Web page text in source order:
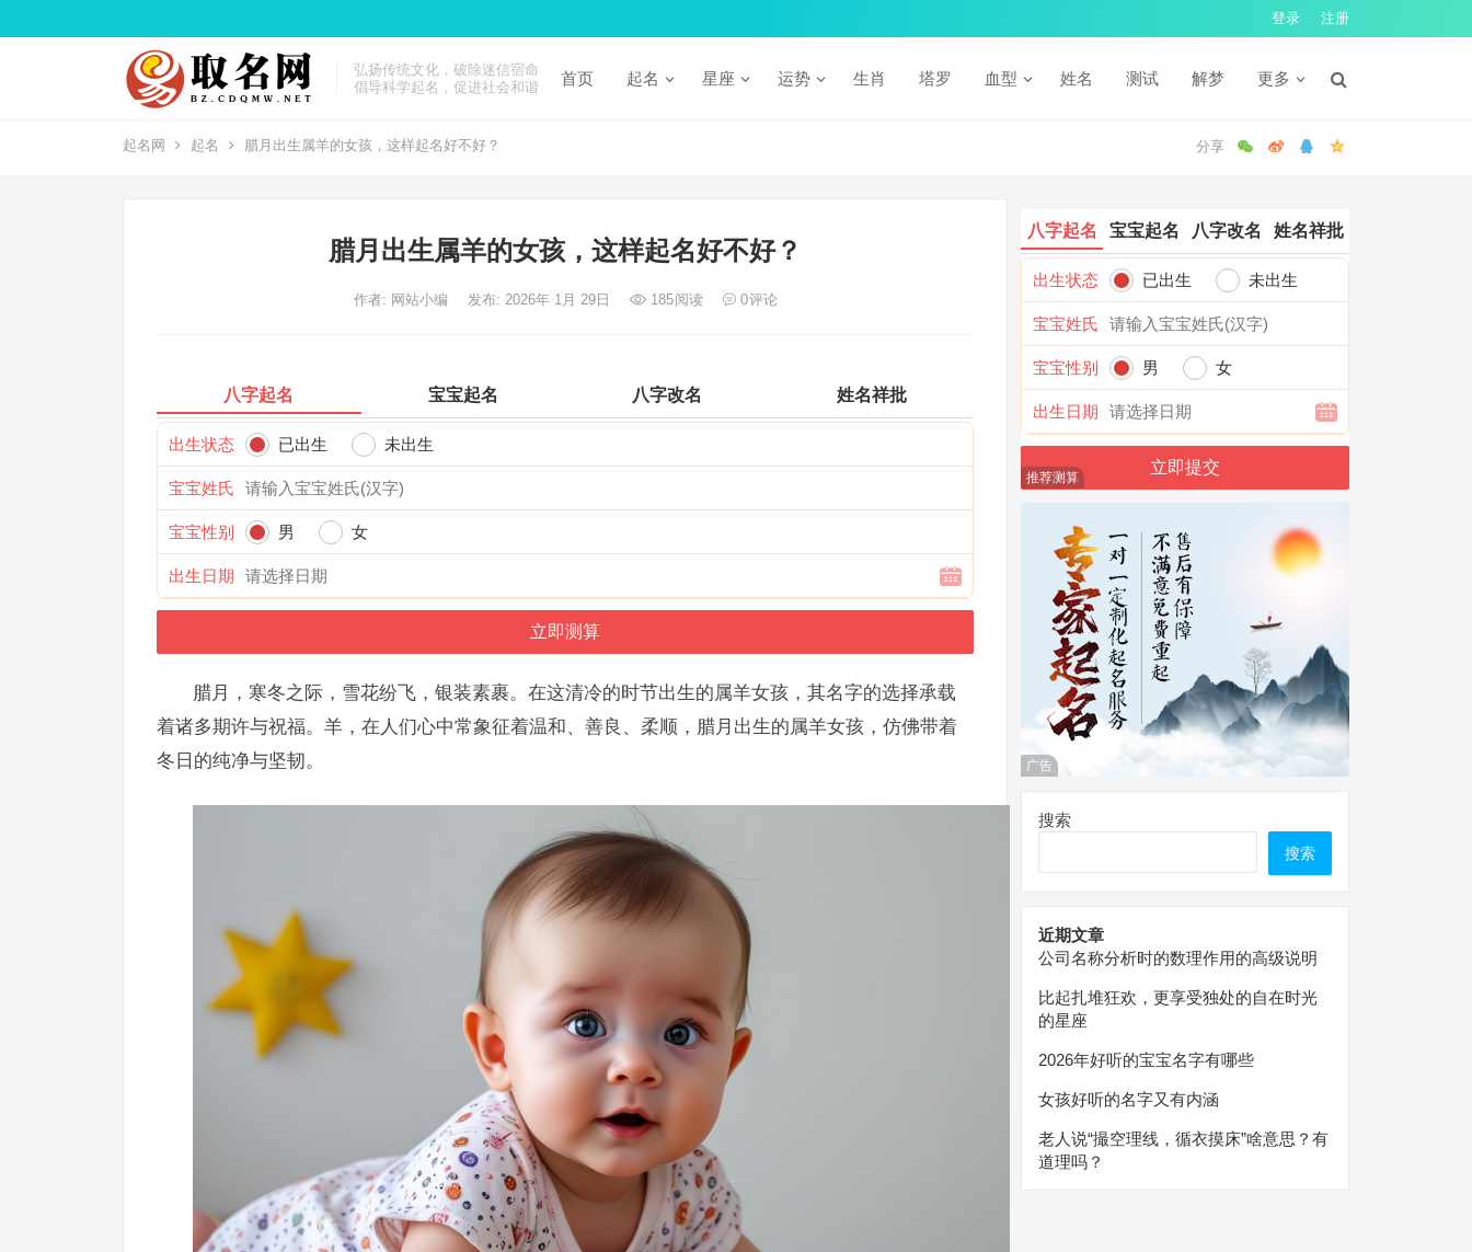
登录 注册
弘扬传统文化，破除迷信宿命
倡导科学起名，促进社会和谐
首页 起名 星座 运势 生肖 塔罗 血型 姓名 测试 解梦 更多
起名网 起名 腊月出生属羊的女孩，这样起名好不好？
腊月出生属羊的女孩，这样起名好不好？
作者: 网站小编 发布: 2026年 1月 29日 185阅读 0评论
八字起名 宝宝起名 八字改名 姓名祥批
出生状态 已出生 未出生
宝宝姓氏
宝宝性别 男 女
出生日期
腊月，寒冬之际，雪花纷飞，银装素裹。在这清冷的时节出生的属羊女孩，其名字的选择承载
着诸多期许与祝福。羊，在人们心中常象征着温和、善良、柔顺，腊月出生的属羊女孩，仿佛带着
冬日的纯净与坚韧。
八字起名 宝宝起名 八字改名 姓名祥批
出生状态 已出生 未出生
宝宝姓氏
宝宝性别 男 女
出生日期
推荐测算
广告
搜索
搜索
近期文章
公司名称分析时的数理作用的高级说明
比起扎堆狂欢，更享受独处的自在时光
的星座
2026年好听的宝宝名字有哪些
女孩好听的名字又有内涵
老人说“撮空理线，循衣摸床”啥意思？有
道理吗？